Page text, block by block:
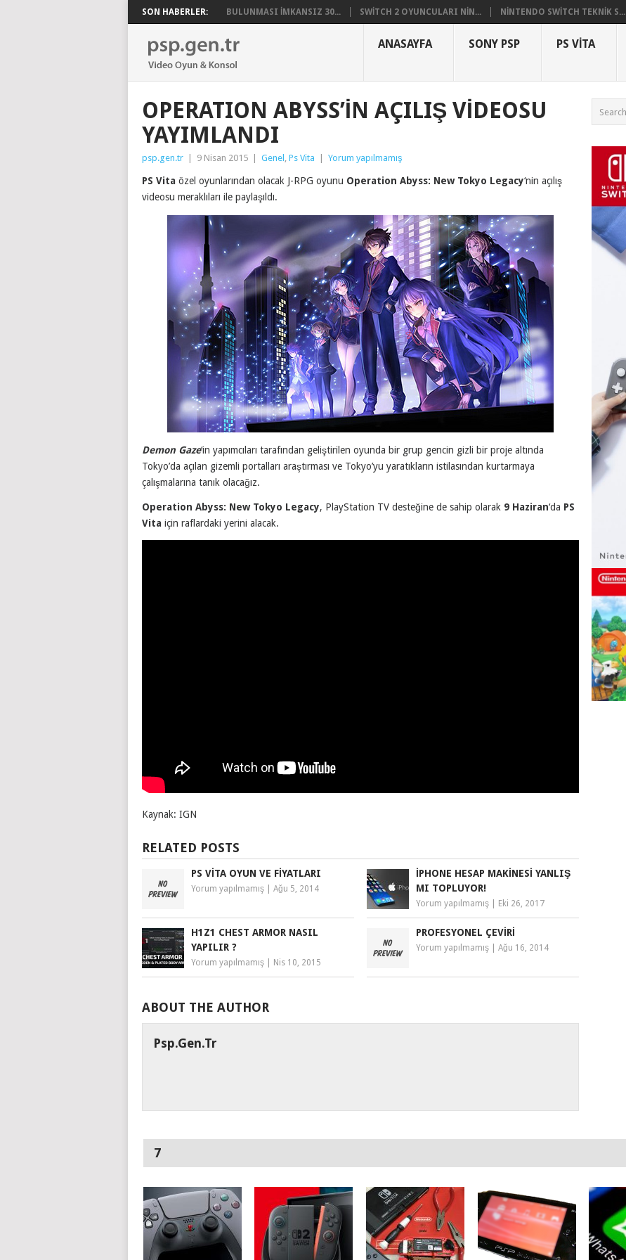
SON HABERLER: BULUNMASI İMKANSIZ 30... SWITCH 2 OYUNCULARI NIN... NINTENDO SWITCH TEKNIK S...
ANASAYFA SONY PSP PS VITA
OPERATION ABYSS’İN AÇILIŞ VİDEOSU
YAYIMLANDI
psp.gen.tr 9 Nisan 2015 Genel , Ps Vita Yorum yapılmamış
PS Vita özel oyunlarından olacak J-RPG oyunu Operation Abyss: New Tokyo Legacy‘nin açılış
videosu meraklıları ile paylaşıldı.
Demon Gaze‘in yapımcıları tarafından geliştirilen oyunda bir grup gencin gizli bir proje altında
Tokyo’da açılan gizemli portalları araştırması ve Tokyo’yu yaratıkların istilasından kurtarmaya
çalışmalarına tanık olacağız.
Operation Abyss: New Tokyo Legacy, PlayStation TV desteğine de sahip olarak 9 Haziran‘da PS
Vita için raflardaki yerini alacak.
Kaynak: IGN
RELATED POSTS
PS VITA OYUN VE FIYATLARI
Yorum yapılmamış Ağu 5, 2014
IPHONE HESAP MAKINESI YANLIŞ
MI TOPLUYOR!
Yorum yapılmamış Eki 26, 2017
H1Z1 CHEST ARMOR NASIL
YAPILIR ?
Yorum yapılmamış Nis 10, 2015
PROFESYONEL ÇEVIRI
Yorum yapılmamış |Ağu 16, 2014
ABOUT THE AUTHOR
Psp.gen.tr
7